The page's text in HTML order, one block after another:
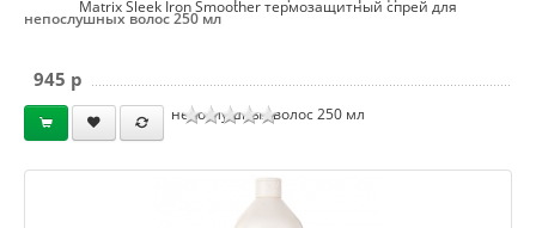
Matrix Sleek Iron Smoother термозащитный спрей для
непослушных волос 250 мл
непослушных волос 250 мл
945 p